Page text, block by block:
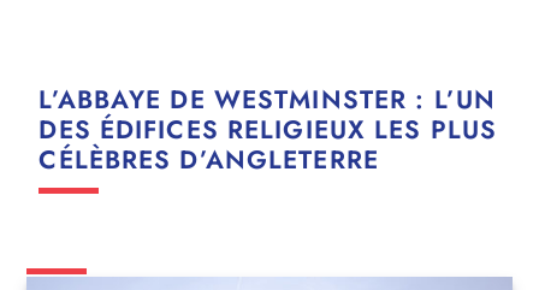
L’ABBAYE DE WESTMINSTER : L’UN
DES ÉDIFICES RELIGIEUX LES PLUS
CÉLÈBRES D’ANGLETERRE